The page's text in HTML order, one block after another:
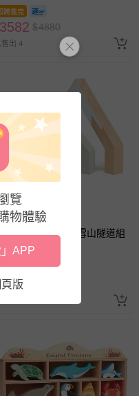
將售完
3582 $4880
售出 4
1件9折
國 Tender Leaf - 雪山隧道組
將售完
612
覽
物體驗
APP
版